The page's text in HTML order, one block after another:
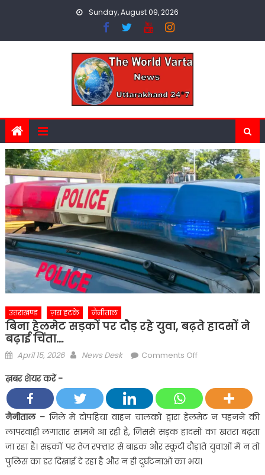
Sunday, August 09, 2026
उत्तराखण्ड ज़रा हटके नैनीताल
बिना हेलमेट सड़कों पर दौड़ रहे युवा, बढ़ते हादसों ने
बढ़ाई चिंता….
Posted
April 15, 2026 Author
News Desk Comments Offon
सड़कों
पर
दौड़
रहे
युवा,
बढ़ते
ख़बर शेयर करें -
नैनीताल –जिले में दोपहिया वाहन चालकों द्वारा हेलमेट न पहनने की
लापरवाही लगातार सामने आ रही है, जिससे सड़क हादसों का खतरा बढ़ता
जा रहा है। सड़कों पर तेज रफ्तार से बाइक और स्कूटी दौड़ाते युवाओं में न तो
पुलिस का डर दिखाई दे रहा है और न ही दुर्घटनाओं का भय।